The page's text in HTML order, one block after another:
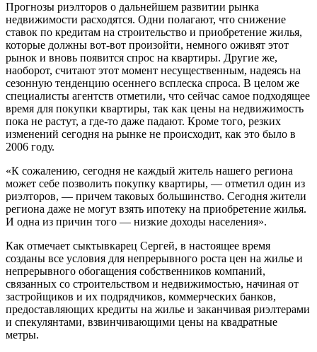
Прогнозы риэлторов о дальнейшем развитии рынка
недвижимости расходятся. Одни полагают, что снижение
ставок по кредитам на строительство и приобретение жилья,
которые должны вот-вот произойти, немного оживят этот
рынок и вновь появится спрос на квартиры. Другие же,
наоборот, считают этот момент несущественным, надеясь на
сезонную тенденцию осеннего всплеска спроса. В целом же
специалисты агентств отметили, что сейчас самое подходящее
время для покупки квартиры, так как цены на недвижимость
пока не растут, а где-то даже падают. Кроме того, резких
изменений сегодня на рынке не происходит, как это было в
2006 году.
«К сожалению, сегодня не каждый житель нашего региона
может себе позволить покупку квартиры, — отметил один из
риэлторов, — причем таковых большинство. Сегодня жители
региона даже не могут взять ипотеку на приобретение жилья.
И одна из причин того — низкие доходы населения».
Как отмечает сыктывкарец Сергей, в настоящее время
созданы все условия для непрерывного роста цен на жилье и
непрерывного обогащения собственников компаний,
связанных со строительством и недвижимостью, начиная от
застройщиков и их подрядчиков, коммерческих банков,
предоставляющих кредиты на жилье и заканчивая риэлтерами
и спекулянтами, взвинчивающими цены на квадратные
метры.